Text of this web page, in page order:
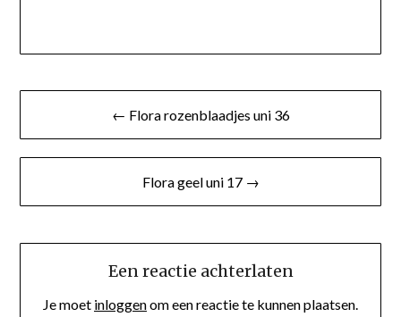
Berichtnavigatie
← Flora rozenblaadjes uni 36
Flora geel uni 17 →
Een reactie achterlaten
Je moet inloggenom een reactie te kunnen plaatsen.